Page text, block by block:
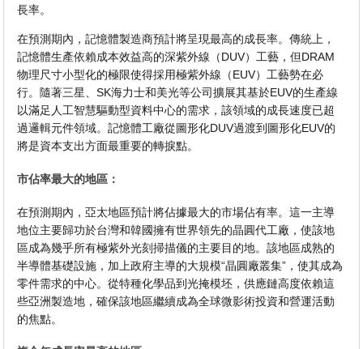
長率。
在預測期內，記憶體製造商預計將呈現最高的成長率。傳統上，
記憶體生產依賴成本效益高的深紫外線（DUV）工藝，但DRAM
物理尺寸小型化的極限使得採用極紫外線（EUV）工藝勢在必
行。隨著三星、SK海力士和美光等公司擴展其基於EUV的生產線
以滿足人工智慧驅動型資料中心的需求，該領域的成長速度已超
過邏輯元件領域。記憶體工廠從圖形化DUV過渡到圖形化EUV的
將是資本支出方面最重要的轉捩點。
市佔率最大的地區：
在預測期內，亞太地區預計將佔據最大的市場佔有率。這一主導
地位主要歸功於台灣和韓國擁有世界領先的晶圓代工廠，使該地
區成為幾乎所有極紫外光刻掃描儀的主要目的地。該地區成熟的
半導體基礎設施，加上政府主導的大規模“晶圓廠叢集”，使其成為
零件需求的中心。從特種化學品到光掩模坯，供應鏈高度依賴這
些亞洲製造地，確保該地區繼續成為全球微影術投資和營運活動
的焦點。